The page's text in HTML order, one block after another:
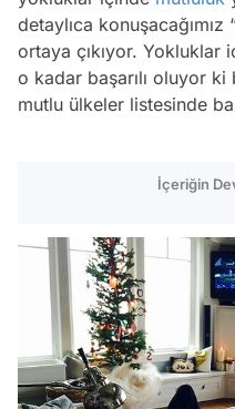
detaylıca
ortaya çıkıyor. Yokluklar
o kadar başarılı oluyor ki
mutlu ülkeler listesinde
İçeriğin